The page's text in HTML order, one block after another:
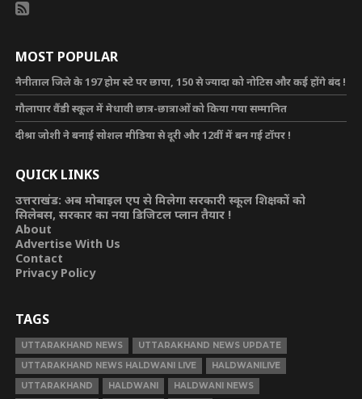
MOST POPULAR
नैनीताल जिले के 197 होम स्टे पर छापा, 150 से ज्यादा को नोटिस और कई होंगे बंद !
गौलापार वैंडी स्कूल में मेधावी छात्र-छात्राओं को किया गया सम्मानित
दीश्रा जोशी ने बनाई सोशल मीडिया से दूरी और 12वीं में बन गई टॉपर !
QUICK LINKS
उत्तराखंड: अब मोबाइल एप से मिलेगा सरकारी स्कूल शिक्षकों को
सिलेबस, सरकार का नया डिजिटल प्लान तैयार !
About
Advertise With Us
Contact
Privacy Policy
TAGS
UTTARAKHAND NEWS
UTTARAKHAND NEWS UPDATE
UTTARAKHAND NEWS HALDWANI LIVE
HALDWANILIVE
UTTARAKHAND
HALDWANI HALDWANI NEWS